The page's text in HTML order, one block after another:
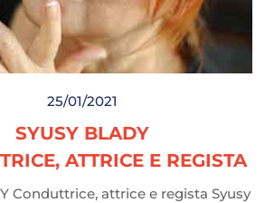
25/01/2021
SYUSY BLADY
ATTRICE E REGISTA
Conduttrice, attrice e regista Syusy